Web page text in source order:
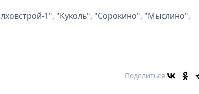
1", "Куколь", "Сорокино", "Мыслино",
Поделиться